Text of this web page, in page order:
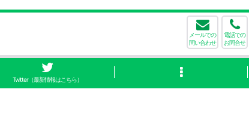
メールでの
問い合わせ
電話での
お問合せ
Twitter（最新情報はこちら）